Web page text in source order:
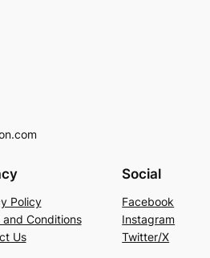
Policy
and Conditions
Us
Social
Facebook
Instagram
Twitter/X